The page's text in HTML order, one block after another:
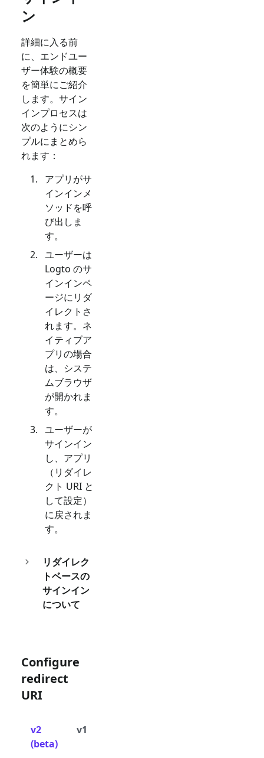
ン
詳細に入る前
に、エンドユー
ザー体験の概要
を簡単にご紹介
します。サイン
インプロセスは
次のようにシン
プルにまとめら
れます：
アプリがサ
インインメ
ソッドを呼
び出しま
す。
ユーザーは
Logto のサ
インインペ
ージにリダ
イレクトさ
れます。ネ
イティブア
プリの場合
は、システ
ムブラウザ
が開かれま
す。
ユーザーが
サインイン
し、アプリ
（リダイレ
クト URI と
して設定）
に戻されま
す。
リダイレク
トベースの
サインイン
について
Configure
redirect
URI
v2
(beta)
v1